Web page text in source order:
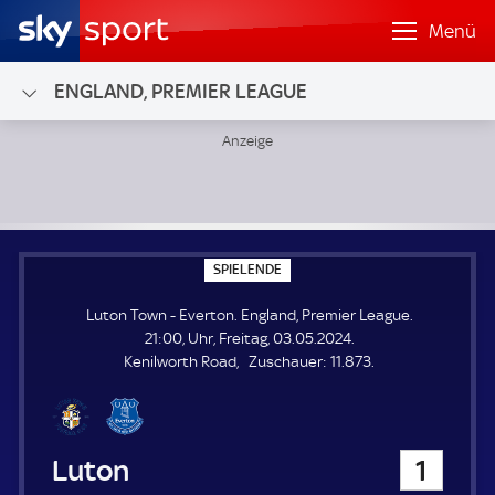
Menü
ENGLAND, PREMIER LEAGUE
SPIELENDE
P
E
L
E
N
Luton Town - Everton. England, Premier League.
21:00, Uhr, Freitag, 03.05.2024.
Kenilworth Road
Zuschauer: Z
11.873.
Luton Town 1